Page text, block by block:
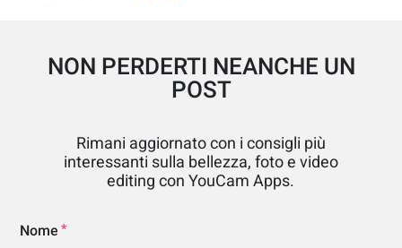
NON PERDERTI NEANCHE UN
POST
Rimani aggiornato con i consigli più
interessanti sulla bellezza, foto e video
editing con YouCam Apps.
Nome